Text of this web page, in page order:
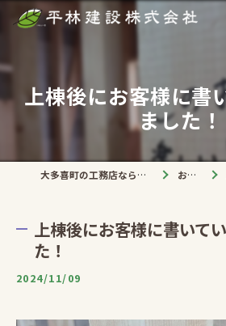
上棟後にお客様に書
ました！
大多喜町の工務店なら平林建設株式会社 お知らせ
上棟後にお客様に書いて
た！
2024/11/09